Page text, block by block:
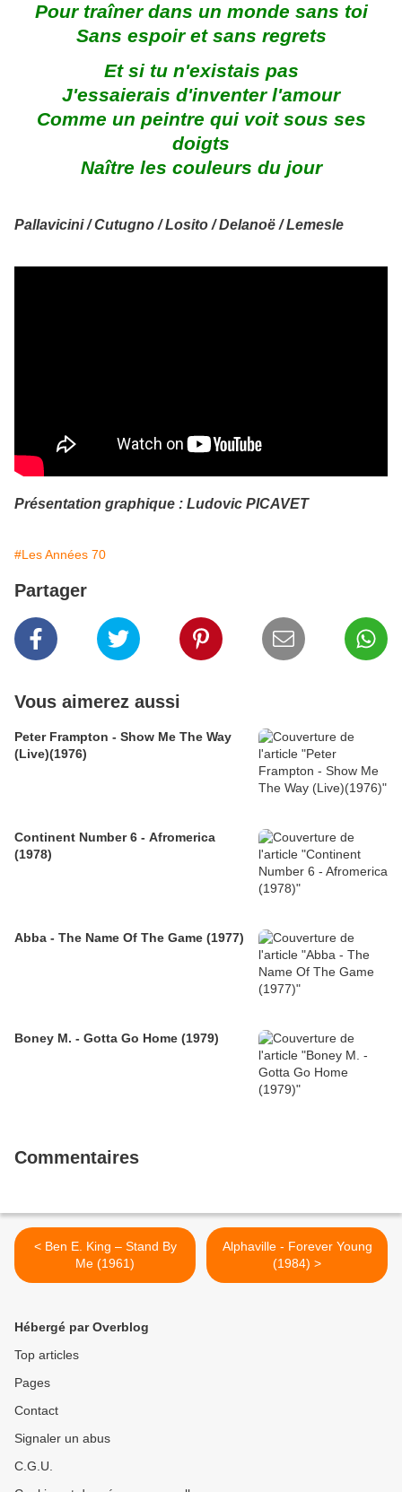
Pour traîner dans un monde sans toi
Sans espoir et sans regrets
Et si tu n'existais pas
J'essaierais d'inventer l'amour
Comme un peintre qui voit sous ses
doigts
Naître les couleurs du jour
Pallavicini / Cutugno / Losito / Delanoë / Lemesle
Présentation graphique : Ludovic PICAVET
#Les Années 70
Partager
Vous aimerez aussi
Peter Frampton - Show Me The Way
(Live)(1976)
Continent Number 6 - Afromerica
(1978)
Abba - The Name Of The Game (1977)
Boney M. - Gotta Go Home (1979)
Commentaires
< Ben E. King – Stand By
Me (1961)
Alphaville - Forever Young
(1984) >
Hébergé par Overblog
Top articles
Pages
Contact
Signaler un abus
C.G.U.